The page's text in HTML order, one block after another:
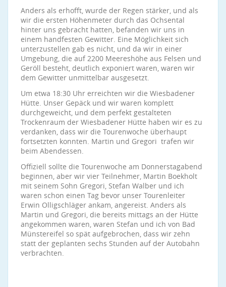
Anders als erhofft, wurde der Regen stärker, und als
wir die ersten Höhenmeter durch das Ochsental
hinter uns gebracht hatten, befanden wir uns in
einem handfesten Gewitter. Eine Möglichkeit sich
unterzustellen gab es nicht, und da wir in einer
Umgebung, die auf 2200 Meereshöhe aus Felsen und
Geröll besteht, deutlich exponiert waren, waren wir
dem Gewitter unmittelbar ausgesetzt.
Um etwa 18:30 Uhr erreichten wir die Wiesbadener
Hütte. Unser Gepäck und wir waren komplett
durchgeweicht, und dem perfekt gestalteten
Trockenraum der Wiesbadener Hütte haben wir es zu
verdanken, dass wir die Tourenwoche überhaupt
fortsetzten konnten. Martin und Gregori trafen wir
beim Abendessen.
Offiziell sollte die Tourenwoche am Donnerstagabend
beginnen, aber wir vier Teilnehmer, Martin Boekholt
mit seinem Sohn Gregori, Stefan Walber und ich
waren schon einen Tag bevor unser Tourenleiter
Erwin Olligschläger ankam, angereist. Anders als
Martin und Gregori, die bereits mittags an der Hütte
angekommen waren, waren Stefan und ich von Bad
Münstereifel so spät aufgebrochen, dass wir zehn
statt der geplanten sechs Stunden auf der Autobahn
verbrachten.